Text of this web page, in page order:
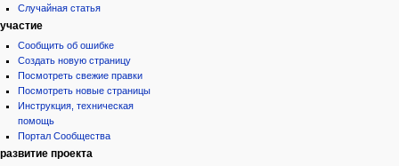
Случайная статья
участие
Сообщить об ошибке
Создать новую страницу
Посмотреть свежие правки
Посмотреть новые страницы
Инструкция, техническая
помощь
Портал Сообщества
развитие проекта